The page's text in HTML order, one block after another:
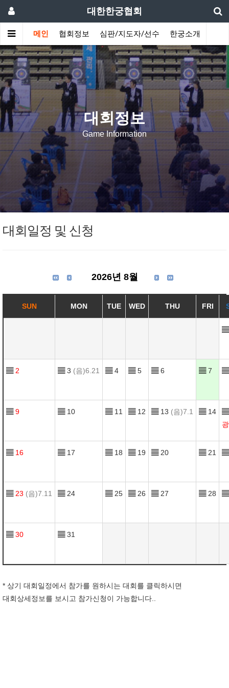
대한한궁협회
메인 협회정보 심판/지도자/선수 한궁소개
대회정보
Game Information
대회일정 및 신청
2026년 8월
SUN MON TUE WED THU FRI
▤
▤ 2 ▤ 3 (음)6.21 ▤ 4 ▤ 5 ▤ 6 ▤ 7 ▤
▤ 9 ▤ 10 ▤ 11 ▤ 12 ▤ 13 (음)7.1 ▤ 14
▤
▤ 16 ▤ 17 ▤ 18 ▤ 19 ▤ 20 ▤ 21 ▤
▤ 23 (음)7.11 ▤ 24 ▤ 25 ▤ 26 ▤ 27 ▤ 28 ▤
▤ 30 ▤ 31
* 상기 대회일정에서 참가를 원하시는 대회를 클릭하시면
대회상세정보를 보시고 참가신청이 가능합니다..